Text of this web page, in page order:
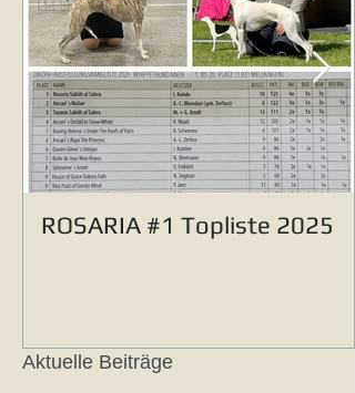
ROSARIA #1 Topliste 2025
Aktuelle Beiträge